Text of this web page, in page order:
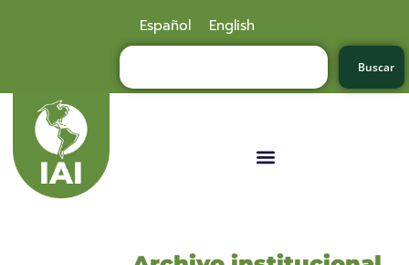
Español English
Buscar